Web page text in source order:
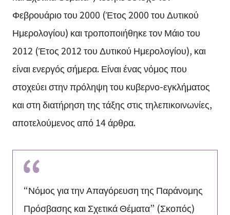
Φεβρουάριο του 2000 (Έτος 2000 του Δυτικού
Ημερολογίου) και τροποποιήθηκε τον Μάιο του
2012 (Έτος 2012 του Δυτικού Ημερολογίου), και
είναι ενεργός σήμερα. Είναι ένας νόμος που
στοχεύει στην πρόληψη του κυβερνο-εγκλήματος
και στη διατήρηση της τάξης στις τηλεπικοινωνίες,
αποτελούμενος από 14 άρθρα.
“Νόμος για την Απαγόρευση της Παράνομης
Πρόσβασης και Σχετικά Θέματα” (Σκοπός)